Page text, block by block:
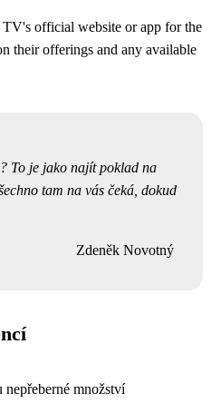
official website or app for the
their offerings and any available
To je jako najít poklad na
tam na vás čeká, dokud
Zdeněk Novotný
množství